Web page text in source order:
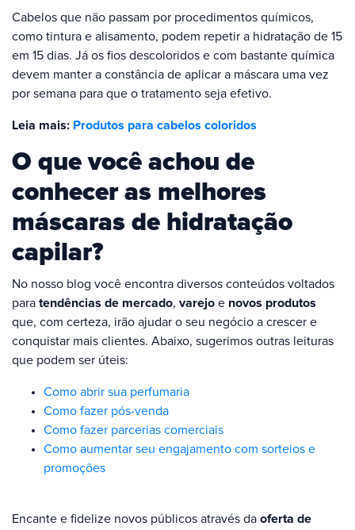
Cabelos que não passam por procedimentos químicos,
como tintura e alisamento, podem repetir a hidratação de 15
em 15 dias. Já os fios descoloridos e com bastante química
devem manter a constância de aplicar a máscara uma vez
por semana para que o tratamento seja efetivo.
Leia mais: Produtos para cabelos coloridos
O que você achou de
conhecer as melhores
máscaras de hidratação
capilar?
No nosso blog você encontra diversos conteúdos voltados
para tendências de mercado, varejo e novos produtos
que, com certeza, irão ajudar o seu negócio a crescer e
conquistar mais clientes. Abaixo, sugerimos outras leituras
que podem ser úteis:
Como abrir sua perfumaria
Como fazer pós-venda
Como fazer parcerias comerciais
Como aumentar seu engajamento com sorteios e
promoções
Encante e fidelize novos públicos através da oferta de